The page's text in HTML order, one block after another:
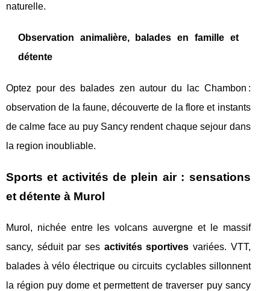
naturelle.
Observation animalière, balades en famille et
détente
Optez pour des balades zen autour du lac Chambon :
observation de la faune, découverte de la flore et instants
de calme face au puy Sancy rendent chaque sejour dans
la region inoubliable.
Sports et activités de plein air : sensations
et détente à Murol
Murol, nichée entre les volcans auvergne et le massif
sancy, séduit par ses activités sportives variées. VTT,
balades à vélo électrique ou circuits cyclables sillonnent
la région puy dome et permettent de traverser puy sancy